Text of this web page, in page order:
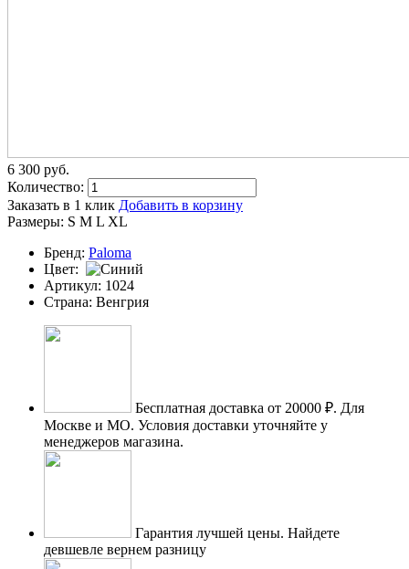
6 300 pуб.
Количество:
Заказать в 1 клик Добавить в корзину
Размеры: S M L XL
Бренд: Paloma
Цвет:
Артикул: 1024
Страна: Венгрия
Бесплатная доставка от 20000 ₽. Для
Москве и МО. Условия доставки уточняйте у
менеджеров магазина.
Гарантия лучшей цены. Найдете
девшевле вернем разницу